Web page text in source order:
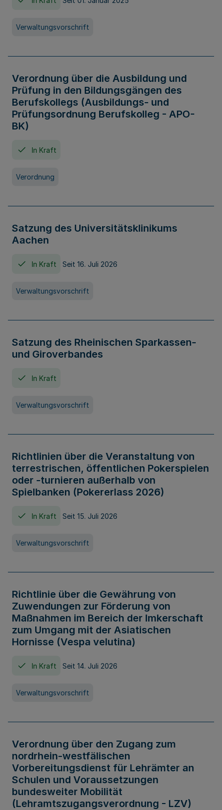
Verwaltungsvorschrift
Verordnung über die Ausbildung und
Prüfung in den Bildungsgängen des
Berufskollegs (Ausbildungs- und
Prüfungsordnung Berufskolleg - APO-
BK)
In Kraft
Verordnung
Satzung des Universitätsklinikums
Aachen
In Kraft Seit 16. Juli 2026
Verwaltungsvorschrift
Satzung des Rheinischen Sparkassen-
und Giroverbandes
In Kraft
Verwaltungsvorschrift
Richtlinien über die Veranstaltung von
terrestrischen, öffentlichen Pokerspielen
oder -turnieren außerhalb von
Spielbanken (Pokererlass 2026)
In Kraft Seit 15. Juli 2026
Verwaltungsvorschrift
Richtlinie über die Gewährung von
Zuwendungen zur Förderung von
Maßnahmen im Bereich der Imkerschaft
zum Umgang mit der Asiatischen
Hornisse (Vespa velutina)
In Kraft Seit 14. Juli 2026
Verwaltungsvorschrift
Verordnung über den Zugang zum
nordrhein-westfälischen
Vorbereitungsdienst für Lehrämter an
Schulen und Voraussetzungen
bundesweiter Mobilität
(Lehramtszugangsverordnung - LZV)